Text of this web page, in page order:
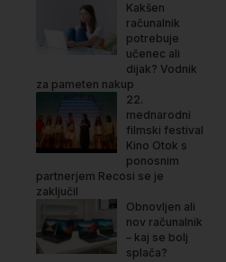
Kakšen
računalnik
potrebuje
učenec ali
dijak? Vodnik
za pameten nakup
22.
mednarodni
filmski festival
Kino Otok s
ponosnim
partnerjem Recosi se je
zaključil
Obnovljen ali
nov računalnik
– kaj se bolj
splača?